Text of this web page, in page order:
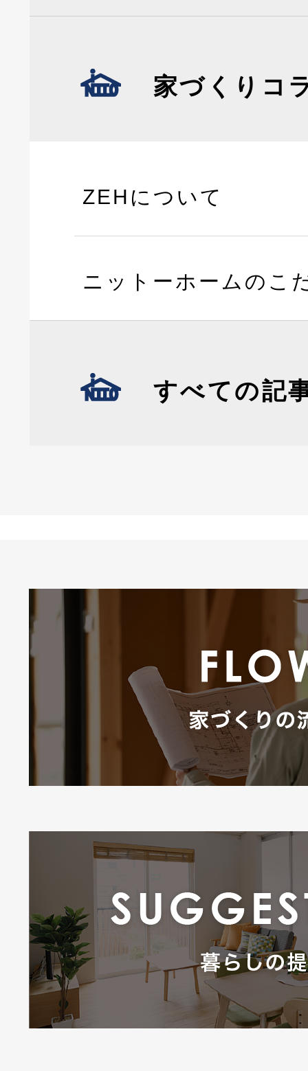
家づくりコ
ZEHについて
ニットーホームのこ
すべての記